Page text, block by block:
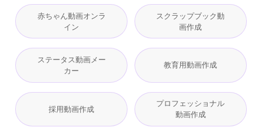
赤ちゃん動画オンラ
イン
スクラップブック動
画作成
ステータス動画メー
カー
教育用動画作成
採用動画作成
プロフェッショナル
動画作成